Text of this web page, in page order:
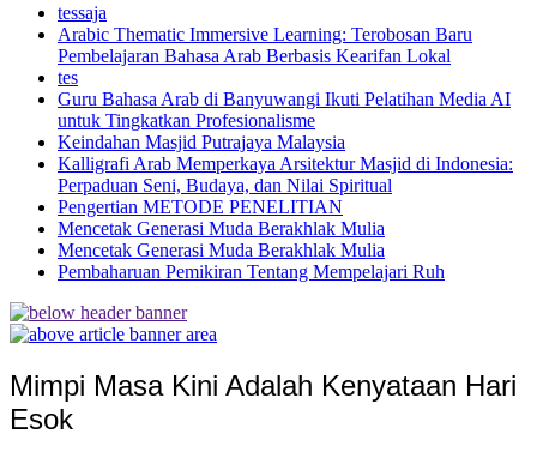
tessaja
Arabic Thematic Immersive Learning: Terobosan Baru
Pembelajaran Bahasa Arab Berbasis Kearifan Lokal
tes
Guru Bahasa Arab di Banyuwangi Ikuti Pelatihan Media AI
untuk Tingkatkan Profesionalisme
Keindahan Masjid Putrajaya Malaysia
Kalligrafi Arab Memperkaya Arsitektur Masjid di Indonesia:
Perpaduan Seni, Budaya, dan Nilai Spiritual
Pengertian METODE PENELITIAN
Mencetak Generasi Muda Berakhlak Mulia
Mencetak Generasi Muda Berakhlak Mulia
Pembaharuan Pemikiran Tentang Mempelajari Ruh
Mimpi Masa Kini Adalah Kenyataan Hari
Esok